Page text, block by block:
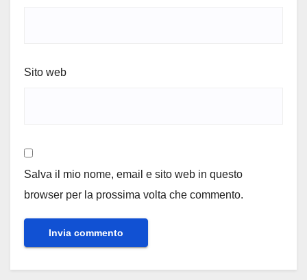
Sito web
Salva il mio nome, email e sito web in questo
browser per la prossima volta che commento.